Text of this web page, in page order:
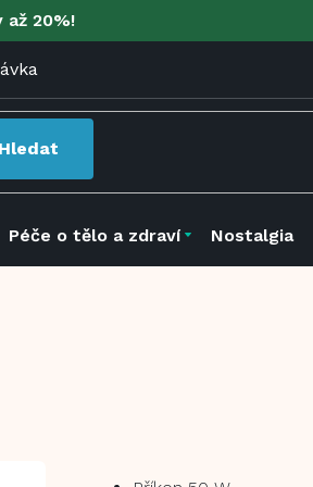
až 20%!
Hledat
Péče o tělo a zdraví Nostalgia